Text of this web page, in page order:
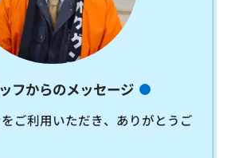
フからのメッセージ
ご利用いただき、ありがとうご